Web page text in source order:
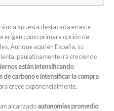
una apuesta destacada en este
erigen como primera opción de
Aunque aquí en España, su
paulatinamente irá creciendo
están intensificando
carbono e intensificar la compra
crece exponencialmente.
alcanzadoautonomías promedio